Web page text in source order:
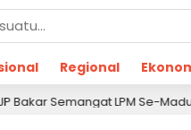
Regional
LPM Se-Madura 2